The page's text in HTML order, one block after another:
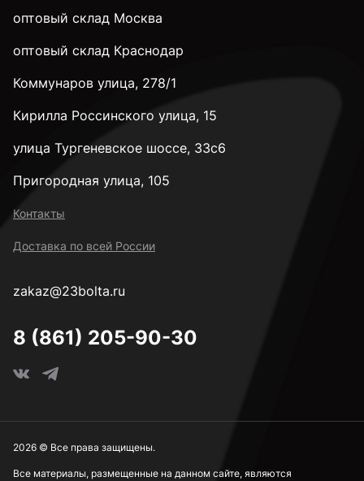
оптовый склад Москва
оптовый склад Краснодар
Коммунаров улица, 278/1
Кирилла Россинского улица, 15
улица Тургеневское шоссе, 33с6
Пригородная улица, 105
Контакты
Доставка по всей России
zakaz@23bolta.ru
8 (861) 205-90-30
Все материалы, размещенные на данном сайте, являются
2026 © Все права защищены.